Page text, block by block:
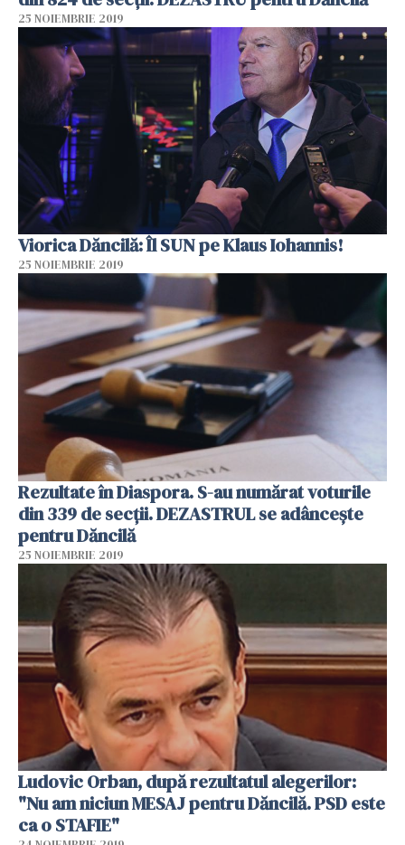
25 NOIEMBRIE 2019
Viorica Dăncilă: Îl SUN pe Klaus Iohannis!
25 NOIEMBRIE 2019
Rezultate în Diaspora. S-au numărat voturile
din 339 de secții. DEZASTRUL se adâncește
pentru Dăncilă
25 NOIEMBRIE 2019
Ludovic Orban, după rezultatul alegerilor:
"Nu am niciun MESAJ pentru Dăncilă. PSD este
ca o STAFIE"